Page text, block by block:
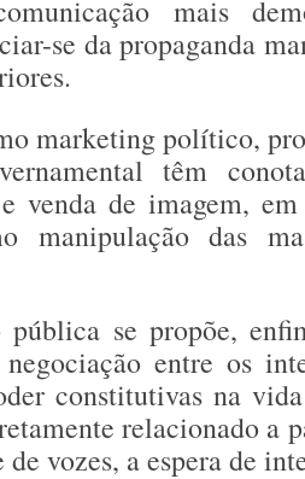
mais
se da propaganda
marketing político,
têm
venda de imagem,
manipulação das
se propõe,
entre os
constitutivas na
relacionado a
vozes, a espera de